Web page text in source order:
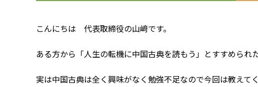
こんにちは 代表取締役の山﨑です。
ある方から「人生の転機に中国古典を読もう」とすすめられ
実は中国古典は全く興味がなく勉強不足なので今回は教え